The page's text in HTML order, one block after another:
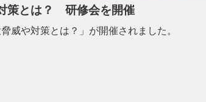
策とは？ 研修会を開催
威や対策とは？」が開催されました。